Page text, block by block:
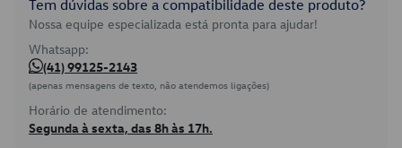
Tem dúvidas sobre a compatibilidade deste produto?
Nossa equipe especializada está pronta para ajudar!
Whatsapp:
(41) 99125-2143
(apenas mensagens de texto, não atendemos ligações)
Horário de atendimento:
Segunda à sexta, das 8h às 17h.